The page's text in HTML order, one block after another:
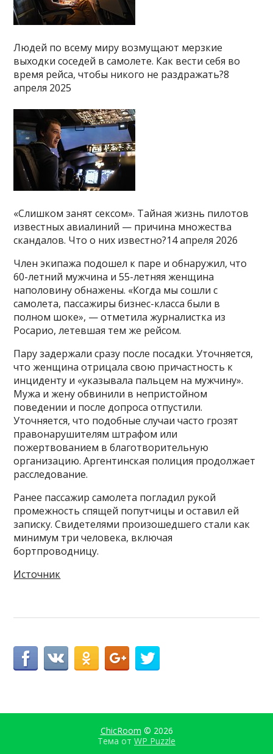
Людей по всему миру возмущают мерзкие
выходки соседей в самолете. Как вести себя во
время рейса, чтобы никого не раздражать?8
апреля 2025
«Слишком занят сексом». Тайная жизнь пилотов
известных авиалиний — причина множества
скандалов. Что о них известно?14 апреля 2026
Член экипажа подошел к паре и обнаружил, что
60-летний мужчина и 55-летняя женщина
наполовину обнажены. «Когда мы сошли с
самолета, пассажиры бизнес-класса были в
полном шоке», — отметила журналистка из
Росарио, летевшая тем же рейсом.
Пару задержали сразу после посадки. Уточняется,
что женщина отрицала свою причастность к
инциденту и «указывала пальцем на мужчину».
Мужа и жену обвинили в непристойном
поведении и после допроса отпустили.
Уточняется, что подобные случаи часто грозят
правонарушителям штрафом или
пожертвованием в благотворительную
организацию. Аргентинская полиция продолжает
расследование.
Ранее пассажир самолета погладил рукой
промежность спящей попутчицы и оставил ей
записку. Свидетелями произошедшего стали как
минимум три человека, включая
бортпроводницу.
Источник
ChicRoom © 2026
Тема от WP Puzzle